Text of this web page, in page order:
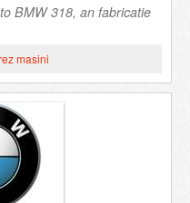
BMW 318, an fabricatie
masini